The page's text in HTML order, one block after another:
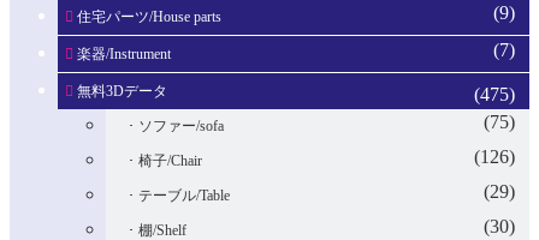
住宅パーツ/House parts (9)
楽器/Instrument (7)
無料3Dデータ (475)
ソファー/sofa (75)
椅子/Chair (126)
テーブル/Table (29)
棚/Shelf (30)